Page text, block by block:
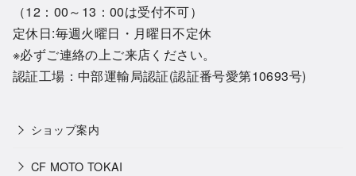
（12：00～13：00は受付不可）
定休日:毎週火曜日・月曜日不定休
※必ずご連絡の上ご来店ください。
認証工場：中部運輸局認証(認証番号愛第10693号)
ショップ案内
CF MOTO TOKAI